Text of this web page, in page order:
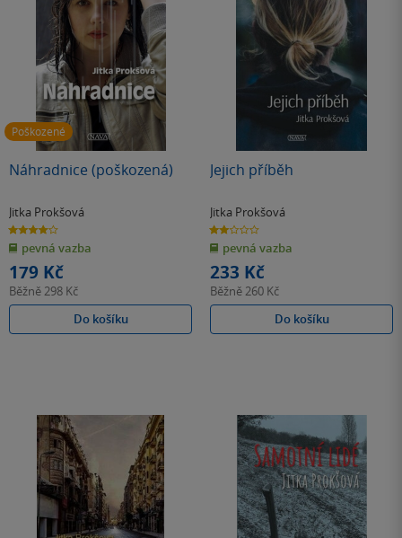
Poškozené
Náhradnice (poškozená)
Jitka Prokšová
4.0
z
5
hvězdiček
pevná vazba
179 Kč
Běžně298 Kč
Do košíku
Jejich příběh
Jitka Prokšová
2.0
z
5
hvězdiček
pevná vazba
233 Kč
Běžně260 Kč
Do košíku